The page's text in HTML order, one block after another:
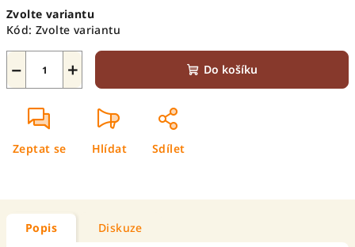
cena:
Zvolte variantu
Kód: Zvolte variantu
+
− Do košíku
Zeptat se Hlídat Sdílet
Popis Diskuze